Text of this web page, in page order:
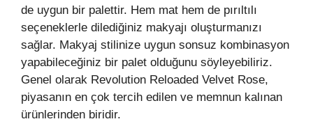
de uygun bir palettir. Hem mat hem de pırıltılı
seçeneklerle dilediğiniz makyajı oluşturmanızı
sağlar. Makyaj stilinize uygun sonsuz kombinasyon
yapabileceğiniz bir palet olduğunu söyleyebiliriz.
Genel olarak Revolution Reloaded Velvet Rose,
piyasanın en çok tercih edilen ve memnun kalınan
ürünlerinden biridir.